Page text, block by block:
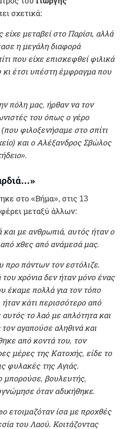
σχετικά:
μεταβεί στο Παρίσι, αλλά
η μεγάλη διαφορά
που είχε επισκεφθεί φιλικά
κι έτσι υπέστη έμφραγμα που
πόλη μας, ήρθαν να τον
του όπως ο γέρο
φιλοξενήσαμε στο σπίτι
και ο Αλέξανδρος Σβώλος
στο «Βήμα», στις 13
μεταξύ άλλων:
με ανθρωπιά, αυτός ήταν ο
χθες από ανάμεσά μας.
προ πάντων τον εστόλιζε.
χρόνια δεν ήταν μόνο ένας
έκαμε πολλά για τον τόπο
κάτι περισσότερο από
το λαό με απλότητα και
αγαπούσε αληθινά και
από κοντά του, τον
μέρες της Κατοχής, είδε το
φυλακές της Αγιάς.
μπορούσε, βουλευτής,
όταν αδικήθηκε.
ετοιμαζόταν ίσα με προχθές
του Λαού. Κοιτάζοντας